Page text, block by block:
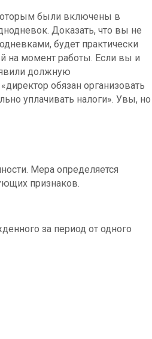
были включены в
Доказать, что вы не
будет практически
на момент работы. Если вы и
должную
обязан организовать
уплачивать налоги». Увы, но
Мера определяется
признаков.
за период от одного